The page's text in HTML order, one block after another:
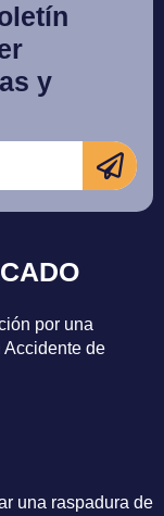
y
por una
de
una raspadura de